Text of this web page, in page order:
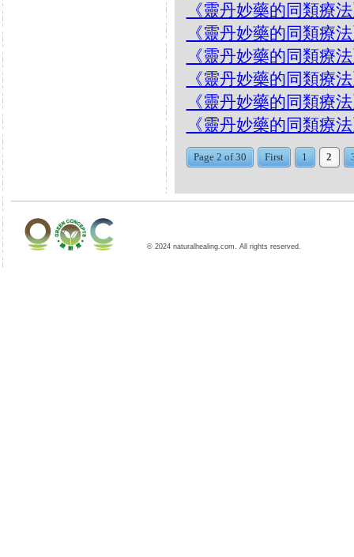
《靈丹妙藥的同類療
《靈丹妙藥的同類療
《靈丹妙藥的同類療
《靈丹妙藥的同類療
《靈丹妙藥的同類療
《靈丹妙藥的同類療
Page 2 of 30 First 1 2
© 2024 naturalhealing.com. All rights reserved.